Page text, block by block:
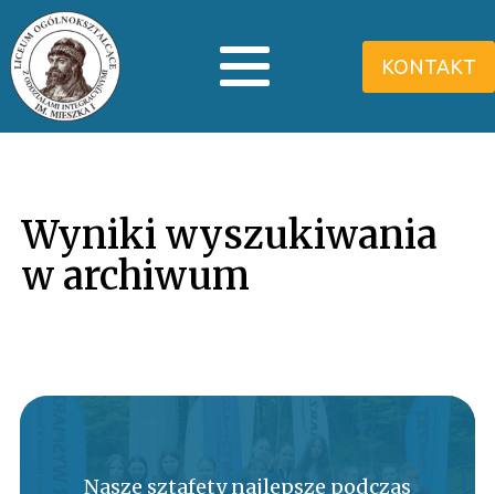
KONTAKT
Wyniki wyszukiwania
w archiwum
Nasze sztafety najlepsze podczas